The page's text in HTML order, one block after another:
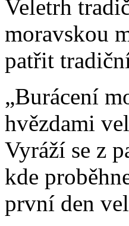
Veletrh
moravskou
patřit
„Burácení
hvězdami
Vyráží se z
kde
první den